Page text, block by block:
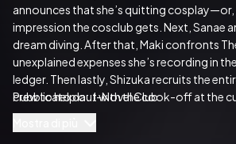
announces that she’s quitting cosplay—or,
impression the cosclub gets. Next, Sanae
dream diving. After that, Maki confronts
unexplained expenses she’s recording in
ledger. Then lastly, Shizuka recruits the
crew to help out with the cook-off at the
girls will cook while Koutarou judges, and
explosive to say the least.
Pubblicato da:  J-Novel Club